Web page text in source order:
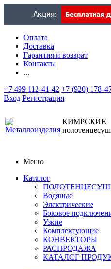
Оплата
Доставка
Гарантия и возврат
Контакты
...
+7 499 112-41-42 +7 (920) 178-
Вход Регистрация
КИМРСКИЕ
Меню
Каталог
Водяные
Электрические
Боковое
Узкие
Комплектующие
КОНВЕКТОРЫ
РАСПРОДАЖА
КАТАЛОГ